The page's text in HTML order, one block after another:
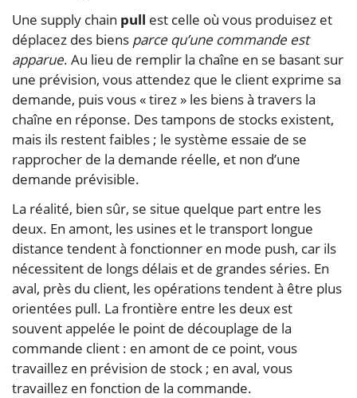
Une supply chain pull est celle où vous produisez et
déplacez des biens parce qu’une commande est
apparue. Au lieu de remplir la chaîne en se basant sur
une prévision, vous attendez que le client exprime sa
demande, puis vous « tirez » les biens à travers la
chaîne en réponse. Des tampons de stocks existent,
mais ils restent faibles ; le système essaie de se
rapprocher de la demande réelle, et non d’une
demande prévisible.
La réalité, bien sûr, se situe quelque part entre les
deux. En amont, les usines et le transport longue
distance tendent à fonctionner en mode push, car ils
nécessitent de longs délais et de grandes séries. En
aval, près du client, les opérations tendent à être plus
orientées pull. La frontière entre les deux est
souvent appelée le point de découplage de la
commande client : en amont de ce point, vous
travaillez en prévision de stock ; en aval, vous
travaillez en fonction de la commande.